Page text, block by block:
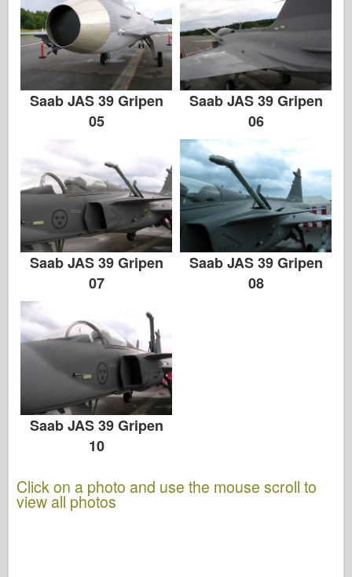
Saab JAS 39 Gripen
05
Saab JAS 39 Gripen
06
Saab JAS 39 Gripen
07
Saab JAS 39 Gripen
08
Saab JAS 39 Gripen
10
Click on a photo and use the mouse scroll to
view all photos